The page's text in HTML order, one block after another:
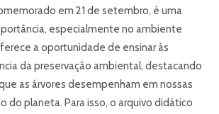
em 21 de setembro, é uma
especialmente no ambiente
a oportunidade de ensinar às
da preservação ambiental, destacando
as árvores desempenham em nossas
do planeta. Para isso, o arquivo didático